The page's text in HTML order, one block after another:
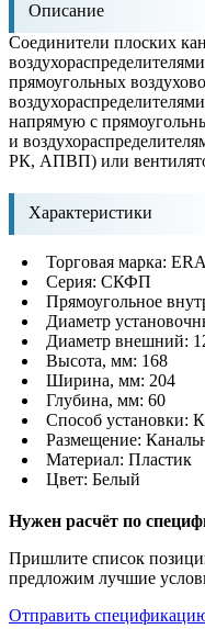
Описание
Соединители плоских
прямоугольных
напрямую с
и
РК, АПВП) или
Характеристики
Торговая марка: ERA
Серия: СКФП
Прямоугольное
Диаметр
Диаметр внешний:
Высота, мм: 168
Ширина, мм: 204
Глубина, мм: 60
Способ установки:
Размещение:
Материал: Пластик
Цвет: Белый
Нужен расчёт по
Пришлите список
предложим лучшие
Отправить